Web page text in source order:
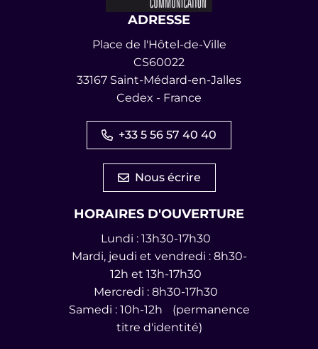
ADRESSE
Place de l'Hôtel-de-Ville
CS60022
33167 Saint-Médard-en-Jalles
Cedex - France
+33 5 56 57 40 40
Nous écrire
HORAIRES D'OUVERTURE
Lundi : 13h30-17h30
Mardi, jeudi et vendredi : 8h30-
12h et 13h-17h30
Mercredi : 8h30-17h30
Samedi : 10h-12h (permanence
titre d'identité)